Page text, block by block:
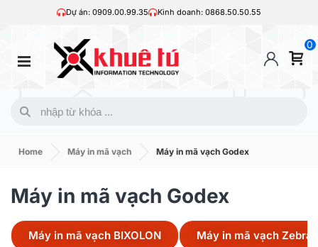
Dự án: 0909.00.99.35 Kinh doanh: 0868.50.50.55
0
Home Máy in mã vạch Máy in mã vạch Godex
Máy in mã vạch Godex
Máy in mã vạch BIXOLON Máy in mã vạch Zebra